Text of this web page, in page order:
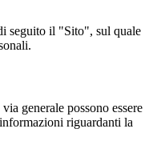
seguito il "Sito", sul quale
generale possono essere
riguardanti la